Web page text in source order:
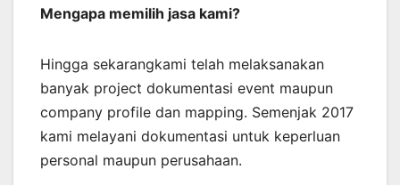
Mengapa memilih jasa kami?
Hingga sekarangkami telah melaksanakan
banyak project dokumentasi event maupun
company profile dan mapping. Semenjak 2017
kami melayani dokumentasi untuk keperluan
personal maupun perusahaan.